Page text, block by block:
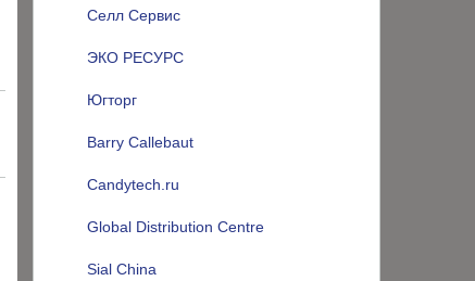
Селл Сервис
ЭКО РЕСУРС
Югторг
Barry Callebaut
Candytech.ru
Global Distribution Centre
Sial China